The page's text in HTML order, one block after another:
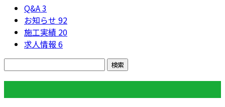
Q&A3
お知らせ 92
施工実績 20
求人情報 6